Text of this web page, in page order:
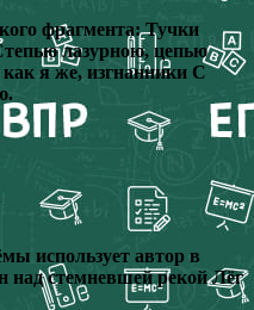
фрагмента: Тучки
лазурною, цепью
я же, изгнанники С
использует автор в
над стемневшей рекой Лёг